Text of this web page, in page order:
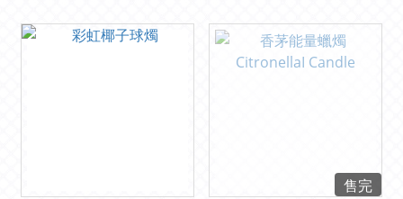
售完